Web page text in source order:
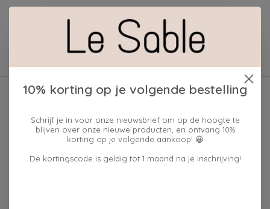
Geen producten gevonden!
10% korting op je volgende bestelling
Schrijf je in voor onze nieuwsbrief om op de hoogte te
blijven over onze nieuwe producten, en ontvang 10%
korting op je volgende aankoop! 😀
De kortingscode is geldig tot 1 maand na je inschrijving!